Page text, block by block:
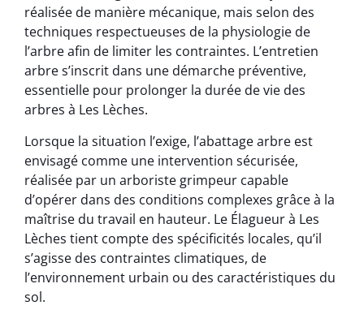
réalisée de manière mécanique, mais selon des
techniques respectueuses de la physiologie de
l’arbre afin de limiter les contraintes. L’entretien
arbre s’inscrit dans une démarche préventive,
essentielle pour prolonger la durée de vie des
arbres à Les Lèches.
Lorsque la situation l’exige, l’abattage arbre est
envisagé comme une intervention sécurisée,
réalisée par un arboriste grimpeur capable
d’opérer dans des conditions complexes grâce à la
maîtrise du travail en hauteur. Le Élagueur à Les
Lèches tient compte des spécificités locales, qu’il
s’agisse des contraintes climatiques, de
l’environnement urbain ou des caractéristiques du
sol.